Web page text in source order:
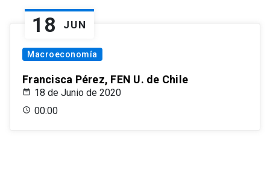
18 JUN
Macroeconomía
Francisca Pérez, FEN U. de Chile
18 de Junio de 2020
00:00